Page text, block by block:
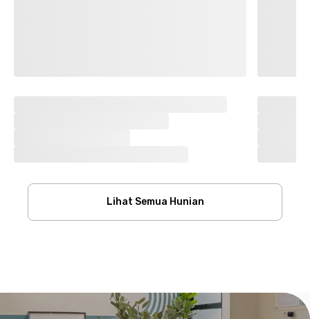
Lihat Semua Hunian